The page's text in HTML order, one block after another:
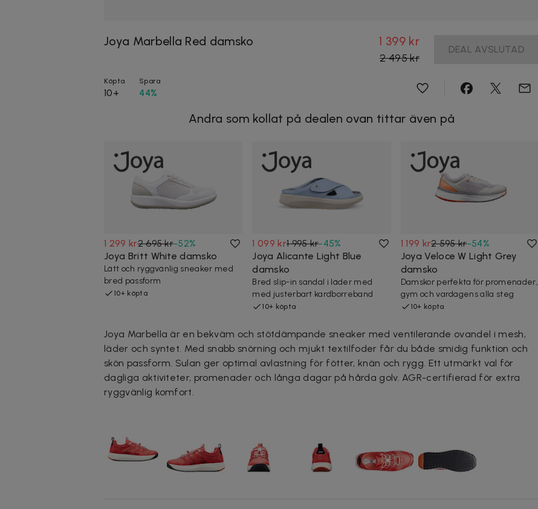
Joya Marbella Red damsko 1 399 kr
2 495 kr
DEAL AVSLUTAD
Köpta
10+
Spara
44%
Andra som kollat på dealen ovan tittar även på
1 299 kr2 695 kr-52%
Joya Britt White damsko
Lätt och ryggvänlig sneaker med
bred passform
10+ köpta
1 099 kr1 995 kr-45%
Joya Alicante Light Blue
damsko
Bred slip-in sandal i läder med
med justerbart kardborreband
10+ köpta
1 199 kr2 595 kr-54%
Joya Veloce W Light Grey
damsko
Damskor perfekta för promenader,
gym och vardagens alla steg
10+ köpta
Joya Marbella är en bekväm och stötdämpande sneaker med ventilerande ovandel i mesh,
läder och syntet. Med snabb snörning och mjukt textilfoder får du både smidig funktion och
skön passform. Sulan ger optimal avlastning för fötter, knän och rygg. Ett utmärkt val för
dagliga aktiviteter, promenader och långa dagar på hårda golv. AGR-certifierad för extra
ryggvänlig komfort.